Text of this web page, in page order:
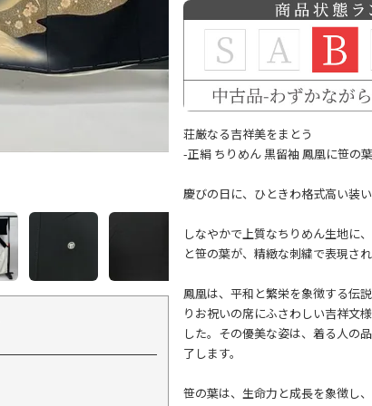
荘厳なる吉祥美をまとう
-正絹 ちりめん 黒留袖 鳳凰に笹の
慶びの日に、ひときわ格式高い装い
しなやかで上質なちりめん生地に
と笹の葉が、精緻な刺繍で表現され
鳳凰は、平和と繁栄を象徴する伝
りお祝いの席にふさわしい吉祥文
した。その優美な姿は、着る人の
了します。
笹の葉は、生命力と成長を象徴し